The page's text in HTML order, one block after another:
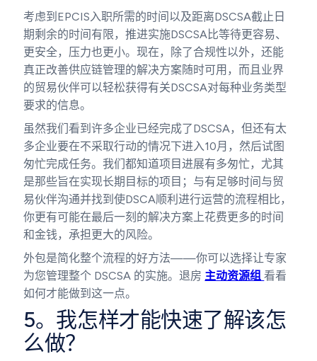
考虑到EPCIS入职所需的时间以及距离DSCSA截止日
期剩余的时间有限，推进实施DSCSA比等待更容易、
更安全，压力也更小。现在，除了合规性以外，还能
真正改善供应链管理的解决方案随时可用，而且业界
的贸易伙伴可以轻松获得有关DSCSA对每种业务类型
要求的信息。
虽然我们看到许多企业已经完成了DSCSA，但还有太
多企业要在不采取行动的情况下进入10月，然后试图
匆忙完成任务。我们都知道项目进展有多匆忙，尤其
是那些旨在实现长期目标的项目；与有足够时间与贸
易伙伴沟通并找到使DSCA顺利进行运营的流程相比，
你更有可能在最后一刻的解决方案上花费更多的时间
和金钱，承担更大的风险。
外包是简化整个流程的好方法——你可以选择让专家
为您管理整个 DSCSA 的实施。退房 主动资源组看看
如何才能做到这一点。
5。我怎样才能快速了解该怎
么做？